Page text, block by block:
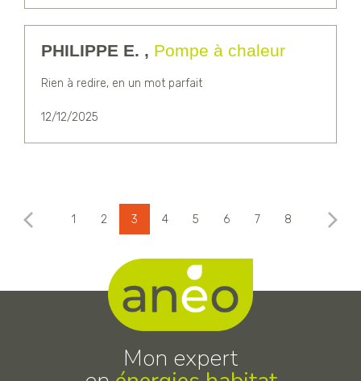
PHILIPPE E. , Pompe à chaleur
Rien à redire, en un mot parfait
12/12/2025
1 2 3 4 5 6 7 8
Mon expert